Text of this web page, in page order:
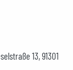
13, 91301